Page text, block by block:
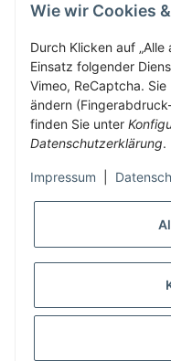
Alle Preise inklusive
Wie wir Cookies
Durch Klicken auf
Einsatz folgender
Vimeo, ReCaptcha.
ändern
finden Sie unter
Datenschutzerklärung.
Impressum